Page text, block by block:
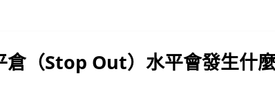
倉（Stop Out）水平會發生什